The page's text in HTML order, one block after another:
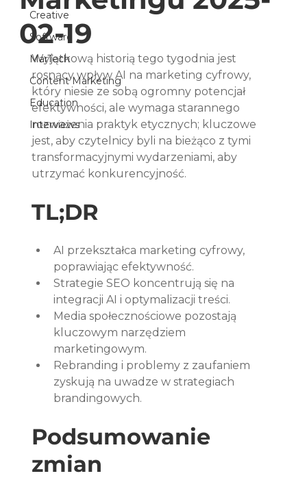
Creative
Software
MarTech
Content Marketing
Education
Interviews
02-19
Wyjątkową historią tego tygodnia jest
rosnący wpływ AI na marketing cyfrowy,
który niesie ze sobą ogromny potencjał
efektywności, ale wymaga starannego
rozważenia praktyk etycznych; kluczowe
jest, aby czytelnicy byli na bieżąco z tymi
transformacyjnymi wydarzeniami, aby
utrzymać konkurencyjność.
TL;DR
AI przekształca marketing cyfrowy,
poprawiając efektywność.
Strategie SEO koncentrują się na
integracji AI i optymalizacji treści.
Media społecznościowe pozostają
kluczowym narzędziem
marketingowym.
Rebranding i problemy z zaufaniem
zyskują na uwadze w strategiach
brandingowych.
Podsumowanie
zmian